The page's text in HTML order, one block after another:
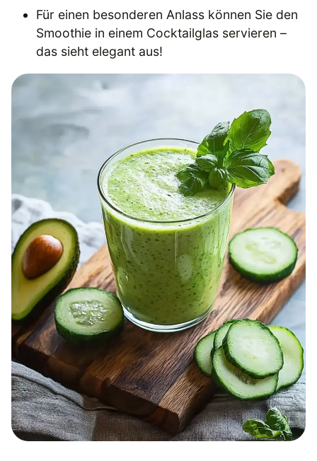
Für einen besonderen Anlass können Sie den
Smoothie in einem Cocktailglas servieren –
das sieht elegant aus!